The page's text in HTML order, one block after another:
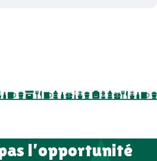
salon professionnel
l’opportunité